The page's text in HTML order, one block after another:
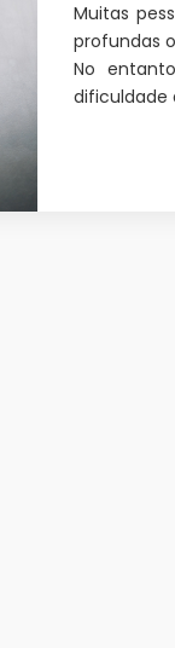
Muitas
profundas
No
dificuldade